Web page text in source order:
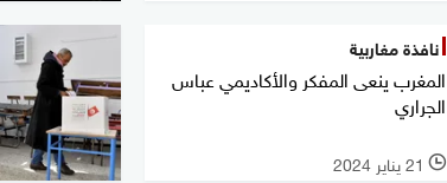
نافذة مغاربية
المغرب ينعى المفكر والأكاديمي عباس
الجراري
l 21 يناير 2024